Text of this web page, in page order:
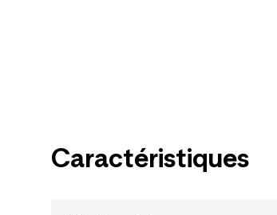
Caractéristiques